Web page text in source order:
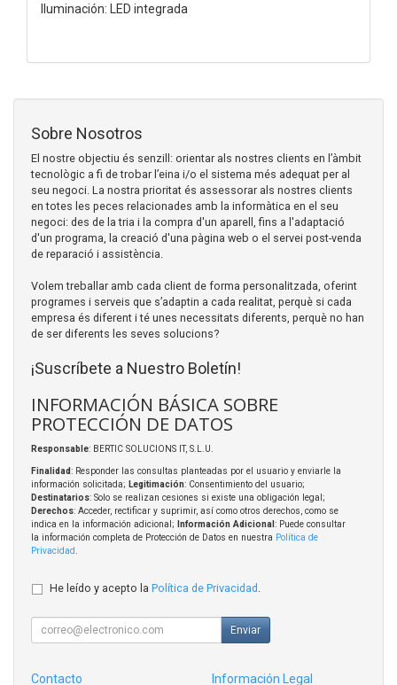
Iluminación: LED integrada
Sobre Nosotros
El nostre objectiu és senzill: orientar als nostres clients en l’àmbit
tecnològic a fi de trobar l’eina i/o el sistema més adequat per al
seu negoci. La nostra prioritat és assessorar als nostres clients
en totes les peces relacionades amb la informàtica en el seu
negoci: des de la tria i la compra d'un aparell, fins a l'adaptació
d'un programa, la creació d'una pàgina web o el servei post-venda
de reparació i assistència.
Volem treballar amb cada client de forma personalitzada, oferint
programes i serveis que s’adaptin a cada realitat, perquè si cada
empresa és diferent i té unes necessitats diferents, perquè no han
de ser diferents les seves solucions?
¡Suscríbete a Nuestro Boletín!
INFORMACIÓN BÁSICA SOBRE
PROTECCIÓN DE DATOS
Responsable: BERTIC SOLUCIONS IT, S.L.U.
Finalidad: Responder las consultas planteadas por el usuario y enviarle la
información solicitada; Legitimación: Consentimiento del usuario;
Destinatarios: Solo se realizan cesiones si existe una obligación legal;
Derechos: Acceder, rectificar y suprimir, así como otros derechos, como se
indica en la información adicional;
Información Adicional : Puede consultar
la información completa de Protección de Datos en nuestra Política de
Privacidad
He leído y acepto la Política de Privacidad
Enviar
Contacto Información Legal